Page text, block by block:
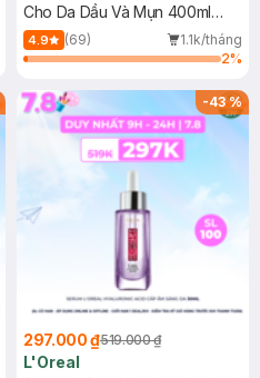
Cho Da Dầu Và Mụn 400ml
(Mới)
4.9 (69)
1.1k/tháng
2%
-43%
297.000 ₫519.000 ₫
L'Oreal